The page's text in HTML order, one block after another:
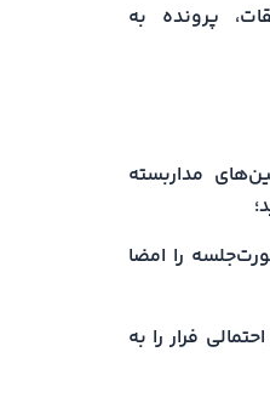
پرونده به
مداربسته
را امضا
فرار را به